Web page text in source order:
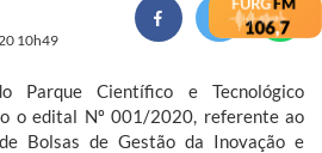
10h49
Parque Científico e Tecnológico
o edital Nº 001/2020, referente ao
Bolsas de Gestão da Inovação e